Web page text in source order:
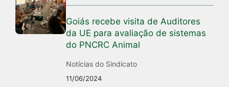
Goiás recebe visita de Auditores
da UE para avaliação de sistemas
do PNCRC Animal
Notícias do Sindicato
11/06/2024